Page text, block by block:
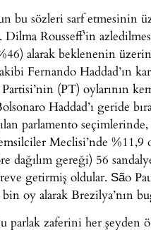
bu sözleri sarf
Dilma Rousseff’in
alarak beklenenin
Fernando Haddad’ın
(PT) oylarının
Haddad’ı geride
parlamento
Meclisi’nde %11,9
dağılım gereği) 56
getirmiş oldular. São
oy alarak Brezilya’nın
parlak zaferini her şeyden